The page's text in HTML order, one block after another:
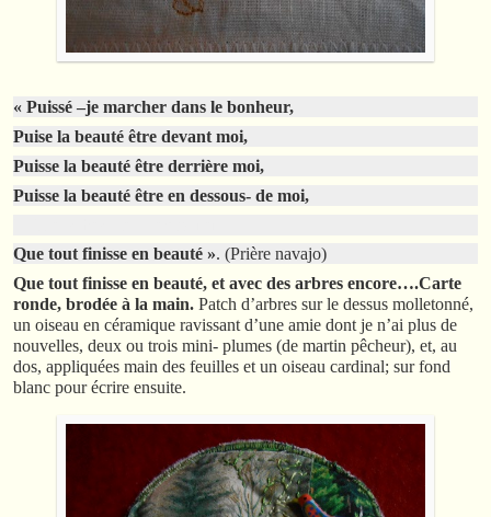
« Puissé –je marcher dans le bonheur,
Puise la beauté être devant moi,
Puisse la beauté être derrière moi,
Puisse la beauté être en dessous- de moi,
Que tout finisse en beauté ». (Prière navajo)
Que tout finisse en beauté, et avec des arbres encore….Carte
ronde, brodée à la main. Patch d’arbres sur le dessus molletonné,
un oiseau en céramique ravissant d’une amie dont je n’ai plus de
nouvelles, deux ou trois mini- plumes (de martin pêcheur), et, au
dos, appliquées main des feuilles et un oiseau cardinal; sur fond
blanc pour écrire ensuite.